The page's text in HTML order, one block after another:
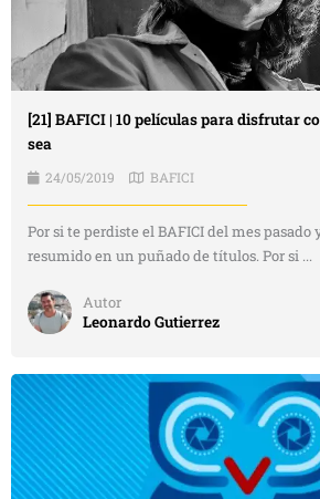
[21] BAFICI | 10 películas para disfrutar
sea
24/05/2019 BAFICI
Por si te perdiste el BAFICI del mes pasado
resumido en un puñado de títulos. Por si ...
Autor
Leonardo Gutierrez